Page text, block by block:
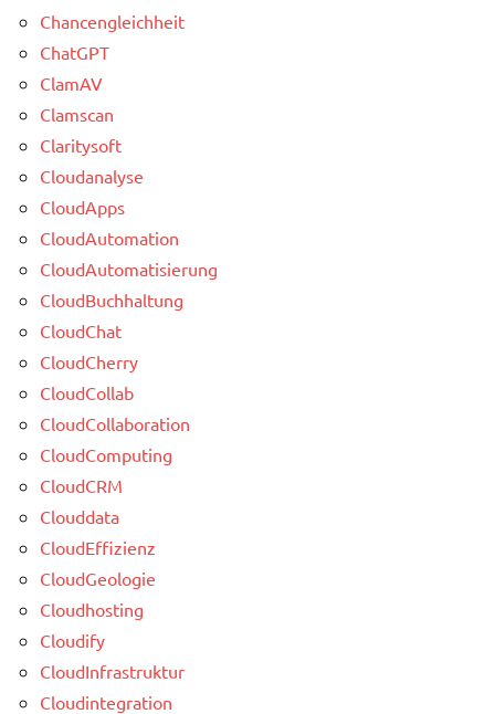
Chancengleichheit
ChatGPT
ClamAV
Clamscan
Claritysoft
Cloudanalyse
CloudApps
CloudAutomation
CloudAutomatisierung
CloudBuchhaltung
CloudChat
CloudCherry
CloudCollab
CloudCollaboration
CloudComputing
CloudCRM
Clouddata
CloudEffizienz
CloudGeologie
Cloudhosting
Cloudify
CloudInfrastruktur
Cloudintegration